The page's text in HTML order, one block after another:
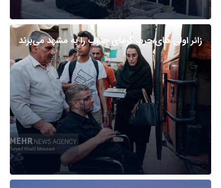
زائر اولی های حرم، گرمای جنوب را به مشهد می‌برند